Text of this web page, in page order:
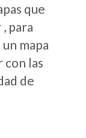
que
para
mapa
con las
de